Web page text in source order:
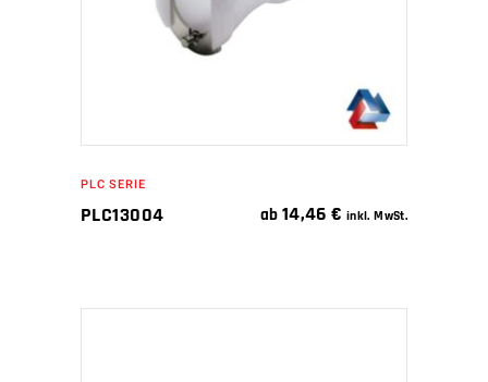
PLC SERIE
PLC13004 ab 14,46€ inkl. MwSt.